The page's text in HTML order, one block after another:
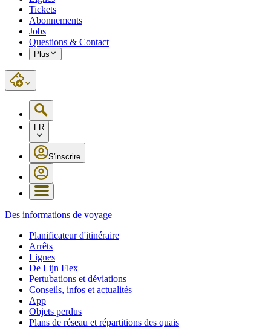
Tickets
Abonnements
Jobs
Questions & Contact
Plus
FR
S'inscrire
Des informations de voyage
Planificateur d'itinéraire
Arrêts
Lignes
De Lijn Flex
Pertubations et déviations
Conseils, infos et actualités
App
Objets perdus
Plans de réseau et répartitions des quais